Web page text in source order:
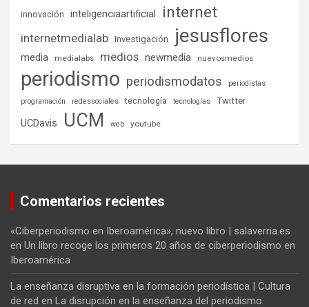
innovación inteligenciaartificial internet
internetmedialab Investigación jesusflores
media medialabs medios newmedia nuevosmedios
periodismo periodismodatos
periodistas
programación
redessociales tecnología tecnologías Twitter
UCDavis UCM web youtube
Comentarios recientes
«Ciberperiodismo en Iberoamérica», nuevo libro | salaverria.es
en Un libro recoge los primeros 20 años de ciberperiodismo en
Iberoamérica
La enseñanza disruptiva en la formación periodística | Cultura
de red en La disrupción en la enseñanza del periodismo